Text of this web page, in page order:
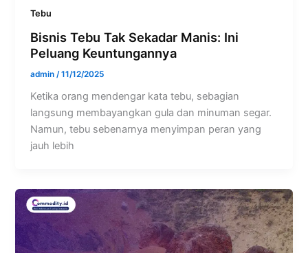
Tebu
Bisnis Tebu Tak Sekadar Manis: Ini
Peluang Keuntungannya
admin /11/12/2025
Ketika orang mendengar kata tebu, sebagian
langsung membayangkan gula dan minuman segar.
Namun, tebu sebenarnya menyimpan peran yang
jauh lebih